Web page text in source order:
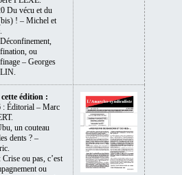
Du vécu et du
! – Michel et
ou
– Georges
édition :
: Éditorial – Marc
un couteau
dents ? –
ou pas, c’est
ou